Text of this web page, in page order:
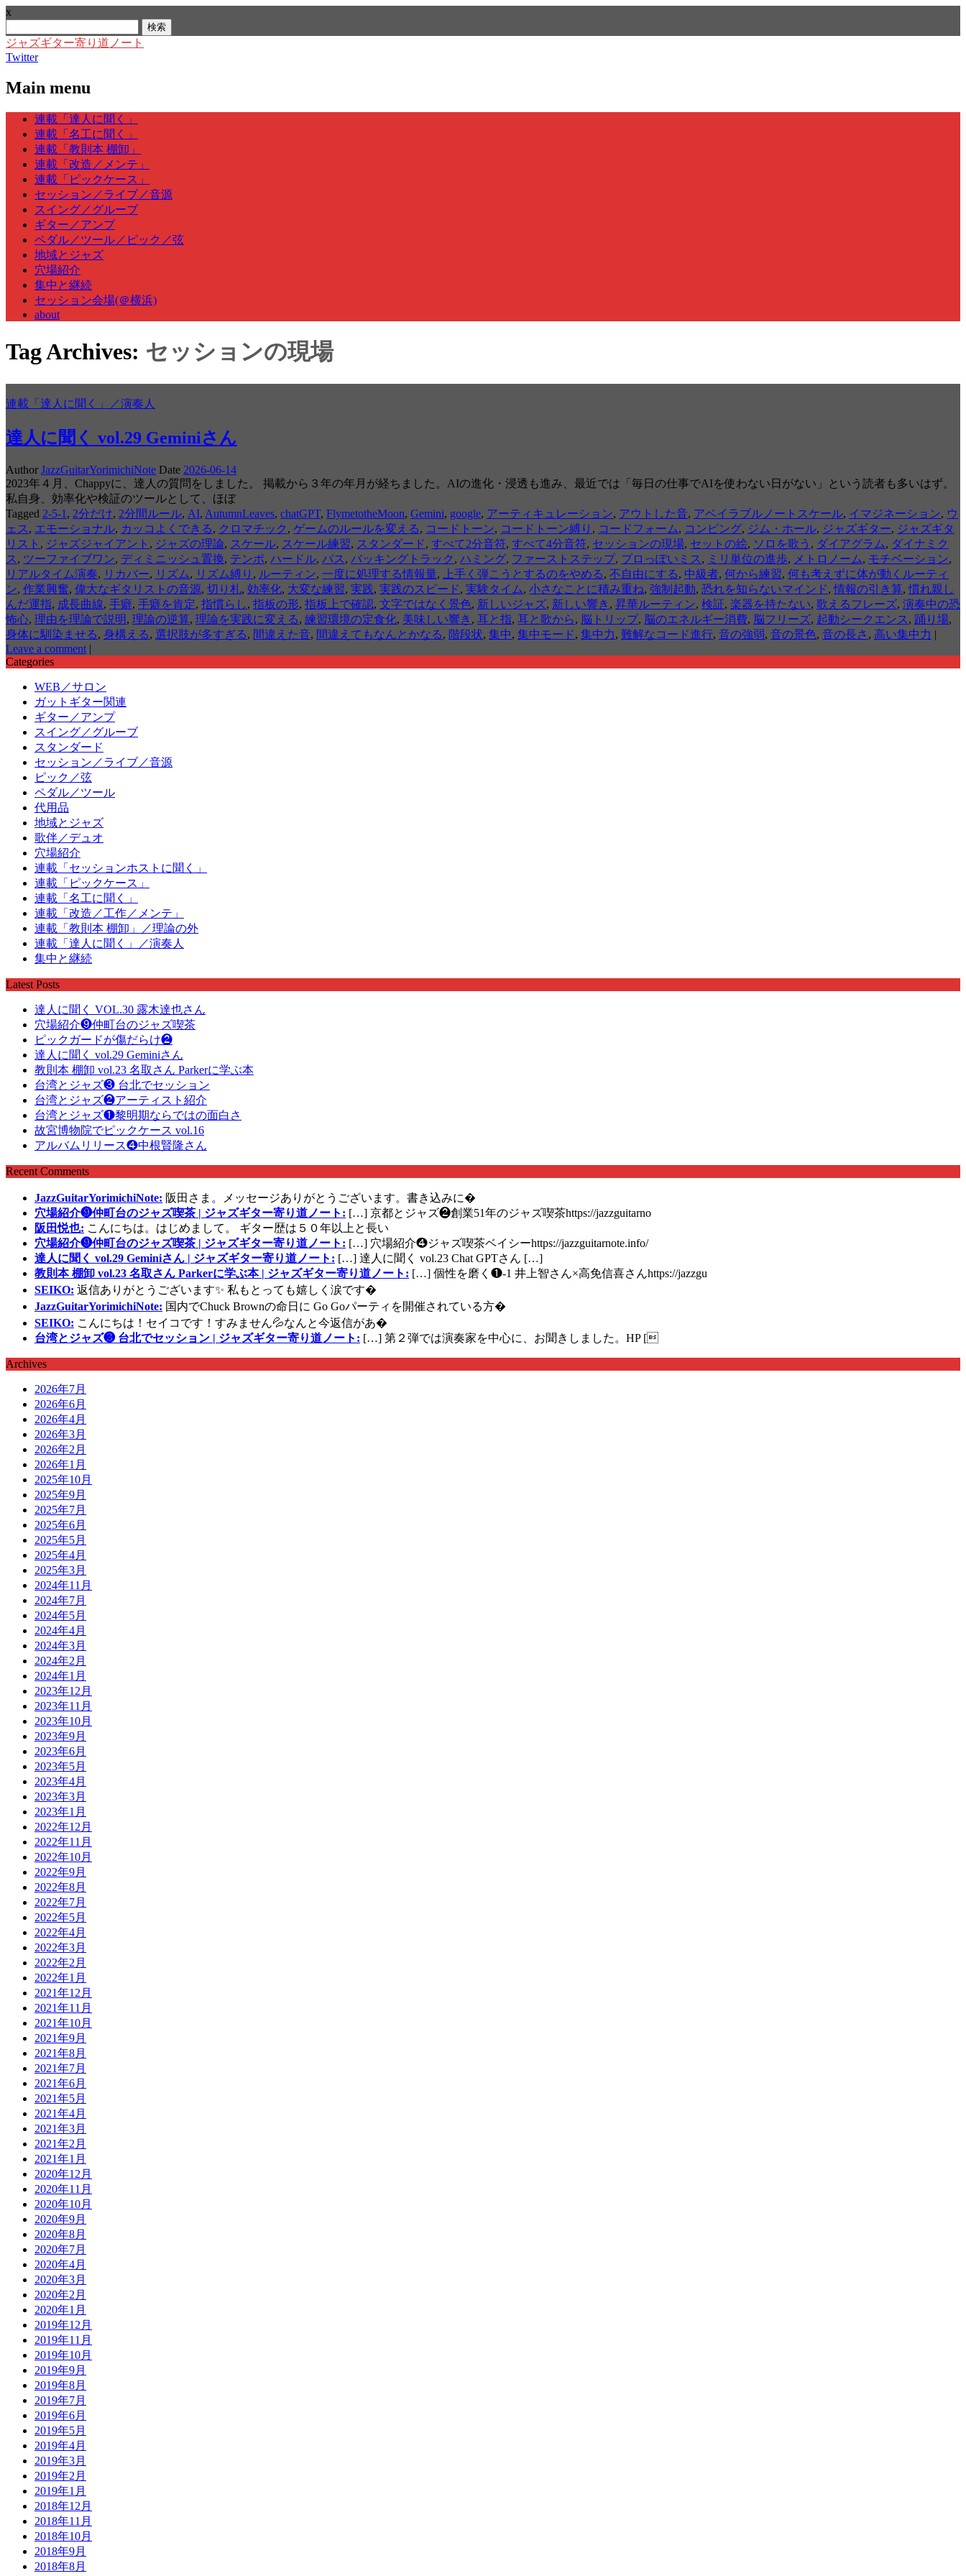
x
索:
ジャズギター寄り道ノート
Twitter
Main menu
Skip
content
連載「達人に聞く」
連載「名工に聞く」
連載「教則本 棚卸」
連載「改造／メンテ」
連載「ピックケース」
セッション／ライブ／音源
スイング／グルーブ
ギター／アンプ
ペダル／ツール／ピック／弦
地域とジャズ
穴場紹介
集中と継続
セッション会場(＠横浜)
about
Tag Archives: セッションの現場
連載「達人に聞く」／演奏人
達人に聞く vol.29 Geminiさん
Author JazzGuitarYorimichiNote Date 2026-06-14
2023年４月、Chappyに、達人の質問をしました。 掲載から３年の年月が経ちました。AIの進化・浸透も進み、最近では「毎日の仕事でAIを使わない日がない」という読者も多いはず。
私自身、効率化や検証のツールとして、ほぼ
Tagged 2-5-1 , 2分だけ, 2分間ルール, AI, AutumnLeaves, chatGPT, FlymetotheMoon, Gemini, google, アーティキュレーション, アウトした音, アベイラブルノートスケール, イマジネーション, ウ
ェス , エモーショナル, カッコよくできる, クロマチック , ゲームのルールを変える, コードトーン, コードトーン縛り , コードフォーム, コンピング, ジム・ホール, ジャズギター, ジャズギタ
リスト , ジャズジャイアント , ジャズの理論, スケール, スケール練習, スタンダード, すべて2分音符, すべて4分音符, セッションの現場, セットの絵, ソロを歌う , ダイアグラム, ダイナミク
ス , ツーファイブワン, ディミニッシュ置換, テンポ, ハードル, パス , バッキングトラック , ハミング, ファーストステップ, プロっぽいミス , ミリ単位の進歩, メトロノーム, モチベーション,
リアルタイム演奏, リカバー, リズム, リズム縛り , ルーティン, 一度に処理する情報量, 上手く弾こうとするのをやめる, 不自由にする, 中級者, 何から練習, 何も考えずに体が動くルーティ
ン, 作業興奮, 偉大なギタリストの音源, 切り札, 効率化, 大変な練習, 実践, 実践のスピード, 実験タイム, 小さなことに積み重ね, 強制起動, 恐れを知らないマインド,情報の引き算,慣れ親し
んだ運指, 成長曲線, 手癖, 手癖を肯定, 指慣らし, 指板の形, 指板上で確認, 文字ではなく景色, 新しいジャズ, 新しい響き , 昇華ルーティン, 検証, 楽器を持たない, 歌えるフレーズ, 演奏中の恐
怖心, 理由を理論で説明, 理論の逆算, 理論を実践に変える, 練習環境の定食化, 美味しい響き , 耳と指, 耳と歌から, 脳トリップ, 脳のエネルギー消費, 脳フリーズ, 起動シークエンス , 踊り場,
身体に馴染ませる, 身構える, 選択肢が多すぎる, 間違えた音, 間違えてもなんとかなる, 階段状, 集中, 集中モード, 集中力, 難解なコード進行, 音の強弱, 音の景色, 音の長さ , 高い集中力 |
Leave a comment |
Categories
WEB／サロン
ガットギター関連
ギター／アンプ
スイング／グルーブ
スタンダード
セッション／ライブ／音源
ピック／弦
ペダル／ツール
代用品
地域とジャズ
歌伴／デュオ
穴場紹介
連載「セッションホストに聞く」
連載「ピックケース」
連載「名工に聞く」
連載「改造／工作／メンテ」
連載「教則本 棚卸」／理論の外
連載「達人に聞く」／演奏人
集中と継続
Latest Posts
達人に聞く VOL.30 露木達也さん
穴場紹介❾仲町台のジャズ喫茶
ピックガードが傷だらけ❷
達人に聞く vol.29 Geminiさん
教則本 棚卸 vol.23 名取さん Parkerに学ぶ本
台湾とジャズ❸ 台北でセッション
台湾とジャズ❷アーティスト紹介
台湾とジャズ❶黎明期ならではの面白さ
故宮博物院でピックケース vol.16
アルバムリリース❹中根賢隆さん
Recent Comments
JazzGuitarYorimichiNote: 阪田さま。メッセージありがとうございます。書き込みに�
穴場紹介❾仲町台のジャズ喫茶 | ジャズギター寄り道ノート: […] 京都とジャズ❷創業51年のジャズ喫茶https://jazzguitarno
阪田悦也: こんにちは。はじめまして。 ギター歴は５０年以上と長い
穴場紹介❾仲町台のジャズ喫茶 | ジャズギター寄り道ノート: […] 穴場紹介❹ジャズ喫茶ベイシーhttps://jazzguitarnote.info/
達人に聞く vol.29 Geminiさん | ジャズギター寄り道ノート: […] 達人に聞く vol.23 Chat GPTさん […]
教則本 棚卸 vol.23 名取さん Parkerに学ぶ本 | ジャズギター寄り道ノート: […] 個性を磨く❶-1 井上智さん×高免信喜さんhttps://jazzgu
SEIKO: 返信ありがとうございます✨ 私もとっても嬉しく涙です�
JazzGuitarYorimichiNote: 国内でChuck Brownの命日に Go Goパーティを開催されている方�
SEIKO: こんにちは！セイコです！すみません💦なんと今返信があ�
台湾とジャズ❸ 台北でセッション | ジャズギター寄り道ノート: […] 第２弾では演奏家を中心に、お聞きしました。HP [
Archives
2026年7月
2026年6月
2026年4月
2026年3月
2026年2月
2026年1月
2025年10月
2025年9月
2025年7月
2025年6月
2025年5月
2025年4月
2025年3月
2024年11月
2024年7月
2024年5月
2024年4月
2024年3月
2024年2月
2024年1月
2023年12月
2023年11月
2023年10月
2023年9月
2023年6月
2023年5月
2023年4月
2023年3月
2023年1月
2022年12月
2022年11月
2022年10月
2022年9月
2022年8月
2022年7月
2022年5月
2022年4月
2022年3月
2022年2月
2022年1月
2021年12月
2021年11月
2021年10月
2021年9月
2021年8月
2021年7月
2021年6月
2021年5月
2021年4月
2021年3月
2021年2月
2021年1月
2020年12月
2020年11月
2020年10月
2020年9月
2020年8月
2020年7月
2020年4月
2020年3月
2020年2月
2020年1月
2019年12月
2019年11月
2019年10月
2019年9月
2019年8月
2019年7月
2019年6月
2019年5月
2019年4月
2019年3月
2019年2月
2019年1月
2018年12月
2018年11月
2018年10月
2018年9月
2018年8月